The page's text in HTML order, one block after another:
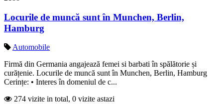
Locurile de muncă sunt în Munchen, Berlin,
Hamburg
Automobile
Firmă din Germania angajează femei si barbati în spălătorie și
curățenie. Locurile de muncă sunt în Munchen, Berlin, Hamburg
Cerințe: • Interes în domeniul de c...
274 vizite in total, 0 vizite astazi